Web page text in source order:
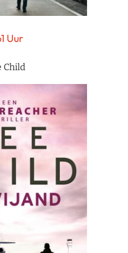
Uur
Child